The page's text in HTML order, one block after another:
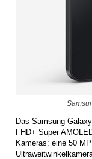
Das Samsung
FHD+ Super
Kameras: eine 50